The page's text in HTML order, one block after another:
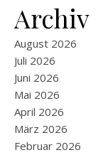
Archiv
August 2026
Juli 2026
Juni 2026
Mai 2026
April 2026
März 2026
Februar 2026